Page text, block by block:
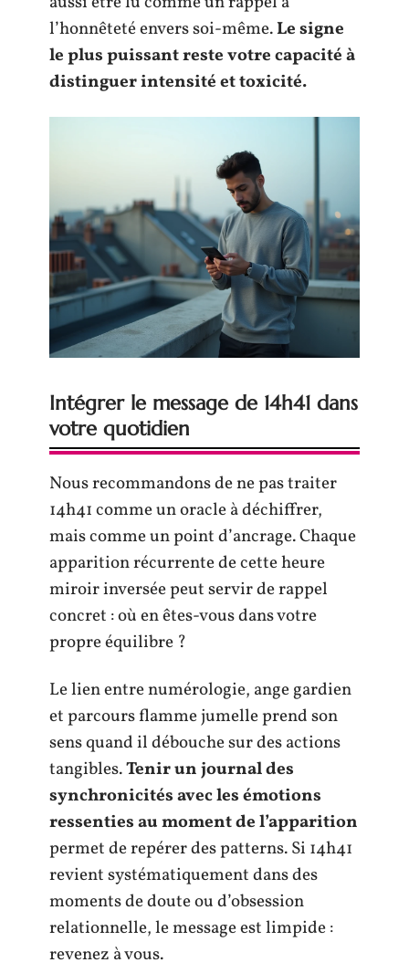
l’honnêteté envers soi-même.Le signe
le plus puissant reste votre capacité à
distinguer intensité et toxicité.
Intégrer le message de 14h41 dans
votre quotidien
Nous recommandons de ne pas traiter
14h41 comme un oracle à déchiffrer,
mais comme un point d’ancrage. Chaque
apparition récurrente de cette heure
miroir inversée peut servir de rappel
concret : où en êtes-vous dans votre
propre équilibre ?
Le lien entre numérologie, ange gardien
et parcours flamme jumelle prend son
sens quand il débouche sur des actions
tangibles.Tenir un journal des
synchronicités avec les émotions
ressenties au moment de l’apparition
permet de repérer des patterns. Si 14h41
revient systématiquement dans des
moments de doute ou d’obsession
relationnelle, le message est limpide :
revenez à vous.